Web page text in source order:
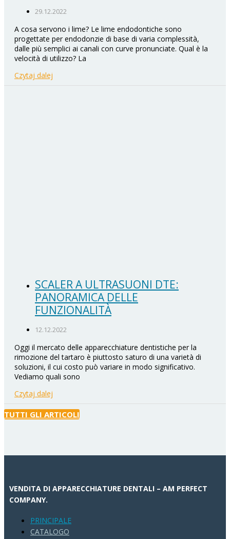
29.12.2022
A cosa servono i lime? Le lime endodontiche sono
progettate per endodonzie di base di varia complessità,
dalle più semplici ai canali con curve pronunciate. Qual è la
velocità di utilizzo? La
Czytaj dalej
SCALER A ULTRASUONI DTE:
PANORAMICA DELLE
FUNZIONALITÀ
12.12.2022
Oggi il mercato delle apparecchiature dentistiche per la
rimozione del tartaro è piuttosto saturo di una varietà di
soluzioni, il cui costo può variare in modo significativo.
Vediamo quali sono
Czytaj dalej
TUTTI GLI ARTICOLI
VENDITA DI APPARECCHIATURE DENTALI – AM PERFECT
COMPANY.
PRINCIPALE
CATALOGO